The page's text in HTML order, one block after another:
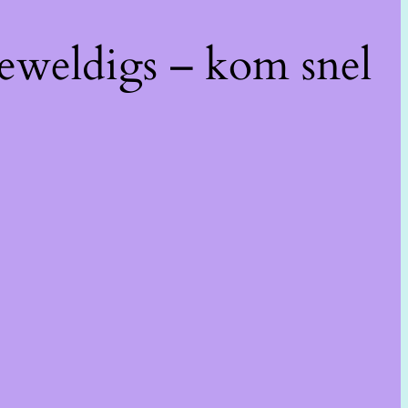
– kom snel